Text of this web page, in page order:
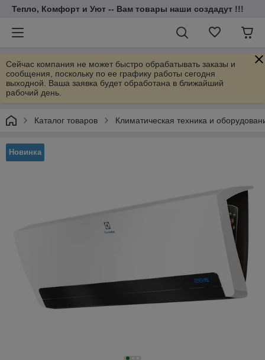
Тепло, Комфорт и Уют -- Вам товары наши создадут !!!
Сейчас компания не может быстро обрабатывать заказы и
сообщения, поскольку по ее графику работы сегодня
выходной. Ваша заявка будет обработана в ближайший
рабочий день.
Каталог товаров Климатическая техника и
Новинка